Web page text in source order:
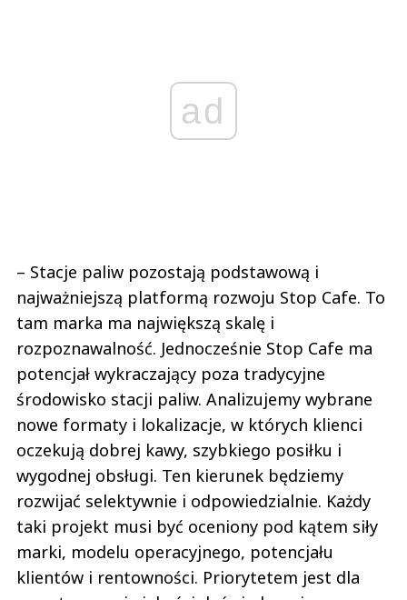
ad
– Stacje paliw pozostają podstawową i
najważniejszą platformą rozwoju Stop Cafe. To
tam marka ma największą skalę i
rozpoznawalność. Jednocześnie Stop Cafe ma
potencjał wykraczający poza tradycyjne
środowisko stacji paliw. Analizujemy wybrane
nowe formaty i lokalizacje, w których klienci
oczekują dobrej kawy, szybkiego posiłku i
wygodnej obsługi. Ten kierunek będziemy
rozwijać selektywnie i odpowiedzialnie. Każdy
taki projekt musi być oceniony pod kątem siły
marki, modelu operacyjnego, potencjału
klientów i rentowności. Priorytetem jest dla